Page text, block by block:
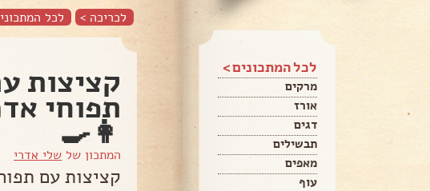
לכל המתכונים >
מרקים
אורז
דגים
תבשילים
מאפים
עוף
לכריכה > לכל
קציצות
תפוחי
👩‍🍳
המתכון של שלי אדרי
קציצות עם